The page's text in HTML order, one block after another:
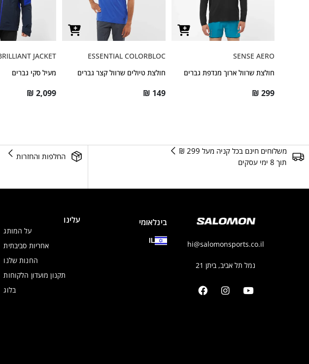
SENSE AERO
חולצת שרוול ארוך מנדפת גברים
₪ 299
ESSENTIAL COLORBLOC
חולצת טיולים שרוול קצר גברים
₪ 149
JACKET
מעיל סקי גברים
₪ 2,099
משלוחים חינם בכל קניה מעל 299 ₪
תוך 8 ימי עסקים
החלפות והחזרות
hi@salomonsports.co.il
נמל תל אביב, ביתן 21
בינלאומי
IL
עלינו
על המותג
אחריות סביבתית
החנות שלנו
תקנון מועדון הלקוחות
בלוג